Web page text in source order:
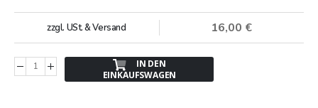
16,00 €
zzgl. USt. & Versand
IN DEN
EINKAUFSWAGEN